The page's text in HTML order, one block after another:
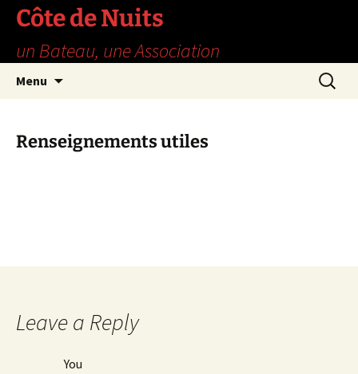
Skip
content
Côte de Nuits
un Bateau, une Association
Menu
Search
for:
Renseignements utiles
Leave a Reply
You